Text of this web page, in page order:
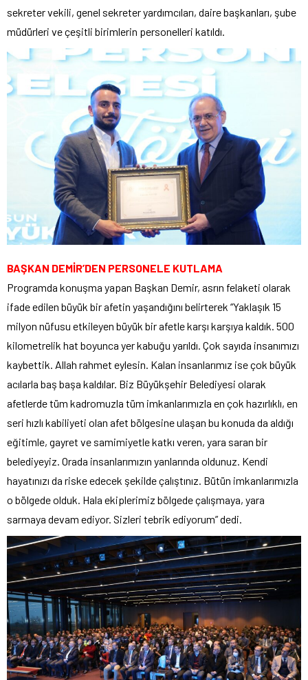
sekreter vekili, genel sekreter yardımcıları, daire başkanları, şube
müdürleri ve çeşitli birimlerin personelleri katıldı.
BAŞKAN DEMİR’DEN PERSONELE KUTLAMA
Programda konuşma yapan Başkan Demir, asrın felaketi olarak
ifade edilen büyük bir afetin yaşandığını belirterek “Yaklaşık 15
milyon nüfusu etkileyen büyük bir afetle karşı karşıya kaldık. 500
kilometrelik hat boyunca yer kabuğu yarıldı. Çok sayıda insanımızı
kaybettik. Allah rahmet eylesin. Kalan insanlarımız ise çok büyük
acılarla baş başa kaldılar. Biz Büyükşehir Belediyesi olarak
afetlerde tüm kadromuzla tüm imkanlarımızla en çok hazırlıklı, en
seri hızlı kabiliyeti olan afet bölgesine ulaşan bu konuda da aldığı
eğitimle, gayret ve samimiyetle katkı veren, yara saran bir
belediyeyiz. Orada insanlarımızın yanlarında oldunuz. Kendi
hayatınızı da riske edecek şekilde çalıştınız. Bütün imkanlarımızla
o bölgede olduk. Hala ekiplerimiz bölgede çalışmaya, yara
sarmaya devam ediyor. Sizleri tebrik ediyorum” dedi.